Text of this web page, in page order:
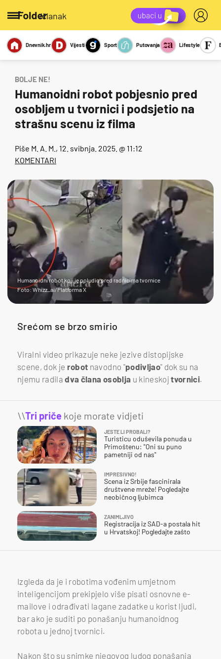
/članak
Miks Kviz
Report
Sexy
Dnevnik.hr Vijesti Sport Putovanja Lifestyle
BOLJE NE!
Humanoidni robot pobjesnio pred
osobljem u tvornici i podsjetio na
strašnu scenu iz filma
Piše M. A. M. , 12. svibnja. 2025. @ 11:12
KOMENTARI
Humanoidni robot koji je poludio pred radnicima tvornice
Foto: Whizz_ai/Platforma X
Srećom se brzo smirio
Viralni video prikazuje neke jezive distopijske
scene, dok je robot navodno "podivljao" dok su na
njemu radiladva člana osoblja u kineskojtvornici.
\\Tri priče koje morate vidjeti
JESTE LI PROBALI?
Turisticu oduševila ponuda u
Primoštenu: "Oni su puno
pametniji od nas"
IMPRESIVNO!
Scena iz Srbije fascinirala
društvene mreže! Pogledajte
neobičnog ljubimca
ZANIMLJIVO
Registracija iz SAD-a postala hit
u Hrvatskoj! Pogledajte zašto
Izgleda da je i robotima vođenim umjetnom
inteligencijom prekipjelo više pisati osnovne e-
mailove i odrađivati lagane zadatke u korist ljudi,
bar ako je suditi po ponašanju humanoidnog
robota u jednoj tvornici.
Nakon što su snimke njegovog ludog ponašanja